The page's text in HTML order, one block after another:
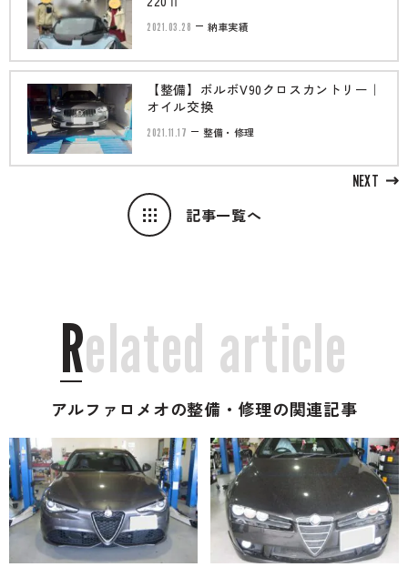
2021.03.28 納車実績
記事一覧へ
NEXT
【整備】ボルボV90クロスカントリー｜
オイル交換
2021.11.17 整備・修理
Related article
アルファロメオの整備・修理の関連記事